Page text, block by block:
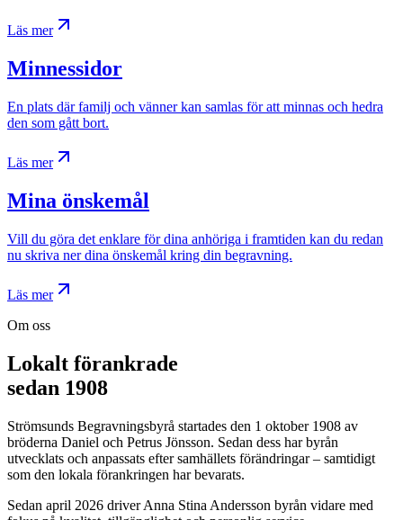
Läs mer
Minnessidor
En plats där familj och vänner kan samlas för att minnas och hedra
den som gått bort.
Läs mer
Mina önskemål
Vill du göra det enklare för dina anhöriga i framtiden kan du redan
nu skriva ner dina önskemål kring din begravning.
Läs mer
Om oss
Lokalt förankrade
sedan 1908
Strömsunds Begravningsbyrå startades den 1 oktober 1908 av
bröderna Daniel och Petrus Jönsson. Sedan dess har byrån
utvecklats och anpassats efter samhällets förändringar – samtidigt
som den lokala förankringen har bevarats.
Sedan april 2026 driver Anna Stina Andersson byrån vidare med